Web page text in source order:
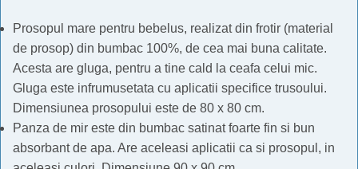
Prosopul mare pentru bebelus, realizat din frotir (material
de prosop) din bumbac 100%, de cea mai buna calitate.
Acesta are gluga, pentru a tine cald la ceafa celui mic.
Gluga este infrumusetata cu aplicatii specifice trusoului.
Dimensiunea prosopului este de 80 x 80 cm.
Panza de mir este din bumbac satinat foarte fin si bun
absorbant de apa. Are aceleasi aplicatii ca si prosopul, in